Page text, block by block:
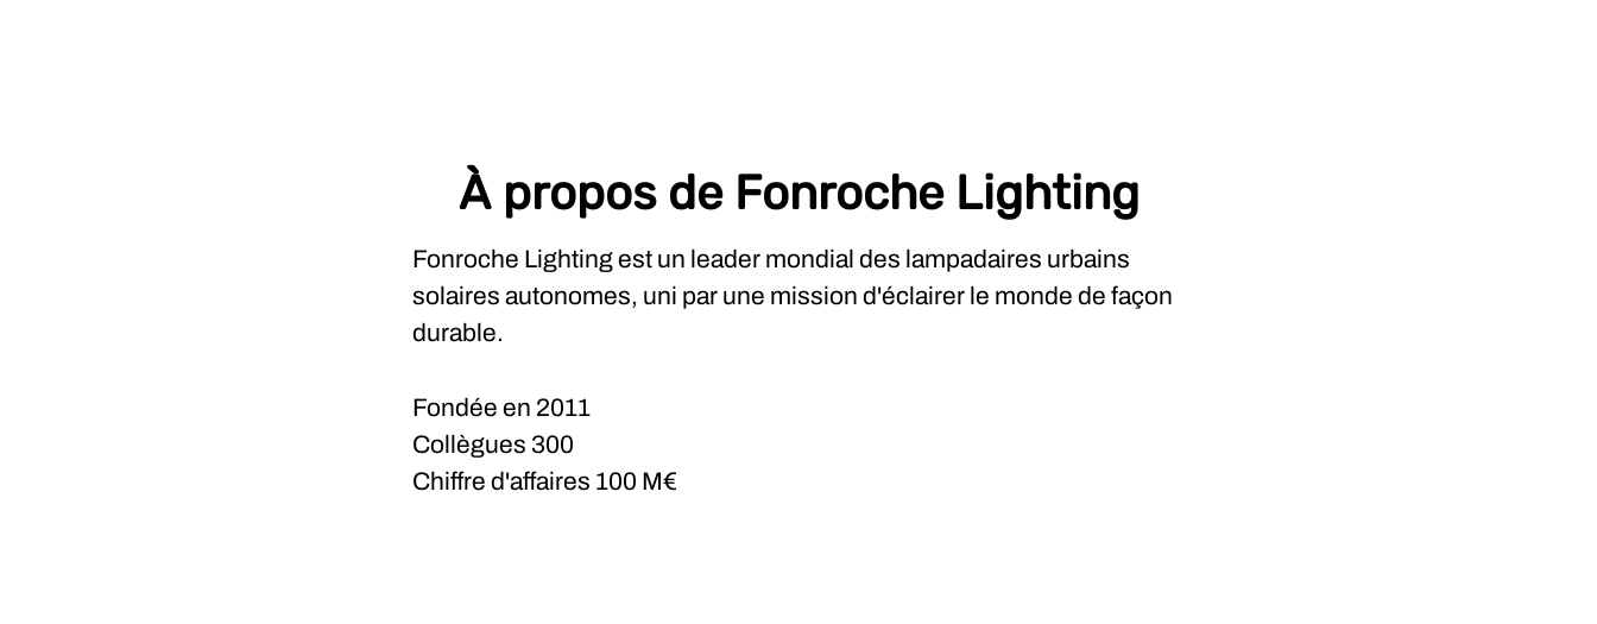
À propos de Fonroche Lighting
Fonroche Lighting est un leader mondial des lampadaires urbains
solaires autonomes, uni par une mission d'éclairer le monde de façon
durable.
Fondée en 2011
Collègues 300
Chiffre d'affaires 100 M€